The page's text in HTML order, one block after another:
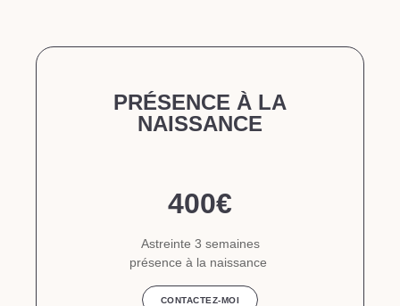
PRÉSENCE À LA
NAISSANCE
400€
Astreinte 3 semaines
présence à la naissance
CONTACTEZ-MOI